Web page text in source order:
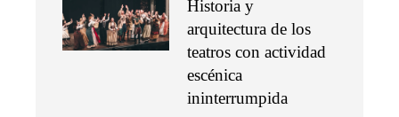
Historia y
arquitectura de los
teatros con actividad
escénica
ininterrumpida